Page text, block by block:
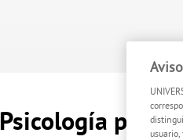
Psicología para